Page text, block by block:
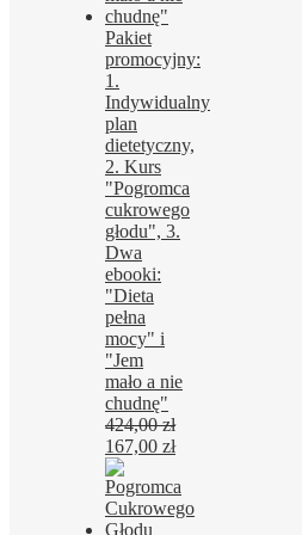
Pakiet
promocyjny:
1.
Indywidualny
plan
dietetyczny,
2. Kurs
"Pogromca
cukrowego
głodu", 3.
Dwa
ebooki:
"Dieta
pełna
mocy" i
"Jem
mało a nie
chudnę"
424,00zł
Pierwotna
cena
wynosiła:
424,00 zł.
167,00 złAktualna
wynosi:
167,00 zł.